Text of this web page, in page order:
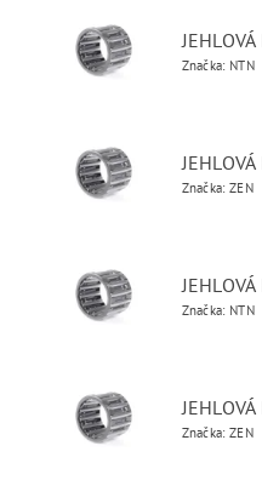
Značka: NTN
Značka: ZEN
Značka: NTN
Značka: ZEN